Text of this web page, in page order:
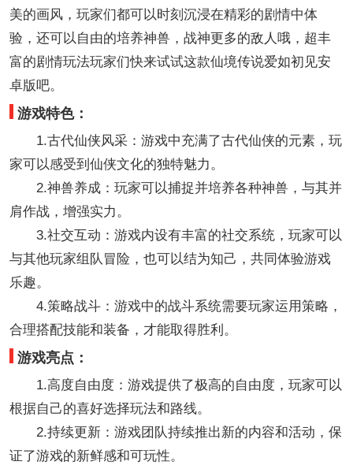
美的画风，玩家们都可以时刻沉浸在精彩的剧情中体
验，还可以自由的培养神兽，战神更多的敌人哦，超丰
富的剧情玩法玩家们快来试试这款仙境传说爱如初见安
卓版吧。
游戏特色：
1.古代仙侠风采：游戏中充满了古代仙侠的元素，玩
家可以感受到仙侠文化的独特魅力。
2.神兽养成：玩家可以捕捉并培养各种神兽，与其并
肩作战，增强实力。
3.社交互动：游戏内设有丰富的社交系统，玩家可以
与其他玩家组队冒险，也可以结为知己，共同体验游戏
乐趣。
4.策略战斗：游戏中的战斗系统需要玩家运用策略，
合理搭配技能和装备，才能取得胜利。
游戏亮点：
1.高度自由度：游戏提供了极高的自由度，玩家可以
根据自己的喜好选择玩法和路线。
2.持续更新：游戏团队持续推出新的内容和活动，保
证了游戏的新鲜感和可玩性。